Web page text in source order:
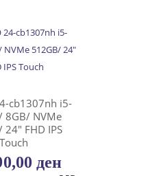
cb1307nh i5-
8GB/ NVMe
24″ FHD IPS
Touch
ден